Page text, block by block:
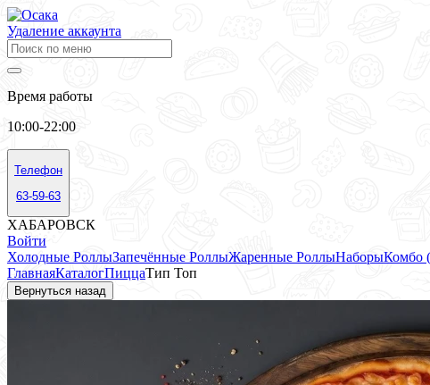
Удаление аккаунта
Время работы
10:00-22:00
Телефон
63-59-63
ХАБАРОВСК
Войти
Холодные РоллыЗапечённые РоллыЖаренные РоллыНаборыКомбо
ГлавнаяКаталогПиццаТип Топ
Вернуться назад